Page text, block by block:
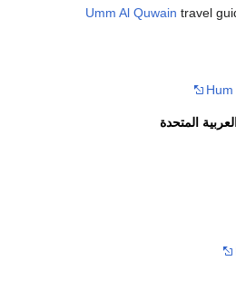
Umm Al Quwain travel
المتحدة